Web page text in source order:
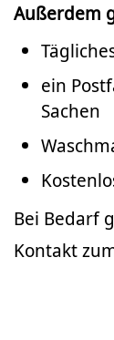
Außerdem
ein
Sachen
Bei Bedarf
Kontakt